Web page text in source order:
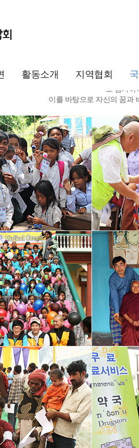
활동소개 지역협회
하고자 환경개선사업
으로 화장실 건축,
로 참가
이를 바탕으로 자신의 꿈과